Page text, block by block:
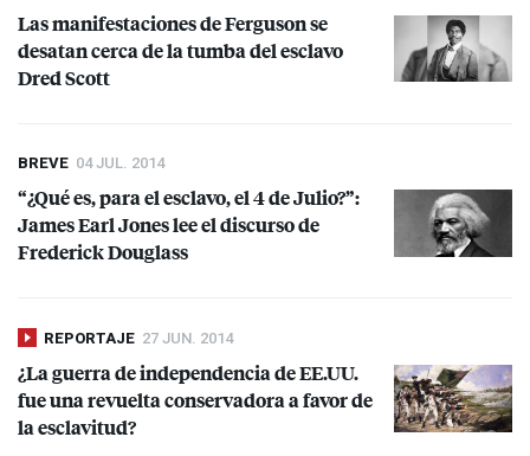
Las manifestaciones de Ferguson se
desatan cerca de la tumba del esclavo
Dred Scott
BREVE 04 JUL. 2014
“¿Qué es, para el esclavo, el 4 de Julio?”:
James Earl Jones lee el discurso de
Frederick Douglass
REPORTAJE 27 JUN. 2014
¿La guerra de independencia de EE.UU.
fue una revuelta conservadora a favor de
la esclavitud?